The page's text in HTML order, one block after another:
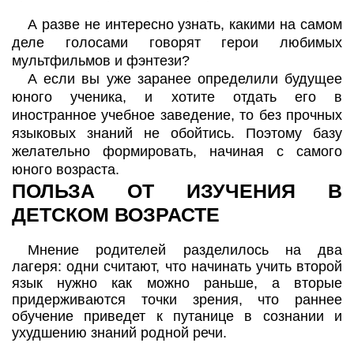
А разве не интересно узнать, какими на самом
деле голосами говорят герои любимых
мультфильмов и фэнтези?
А если вы уже заранее определили будущее
юного ученика, и хотите отдать его в
иностранное учебное заведение, то без прочных
языковых знаний не обойтись. Поэтому базу
желательно формировать, начиная с самого
юного возраста.
ПОЛЬЗА ОТ ИЗУЧЕНИЯ В
ДЕТСКОМ ВОЗРАСТЕ
Мнение родителей разделилось на два
лагеря: одни считают, что начинать учить второй
язык нужно как можно раньше, а вторые
придерживаются точки зрения, что раннее
обучение приведет к путанице в сознании и
ухудшению знаний родной речи.